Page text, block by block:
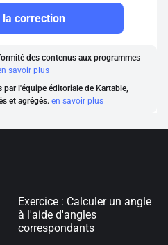
correction
des contenus aux programmes
savoir plus
par l'équipe éditoriale de Kartable,
et agrégés. en savoir plus
Exercice : Calculer un angle
à l'aide d'angles
correspondants